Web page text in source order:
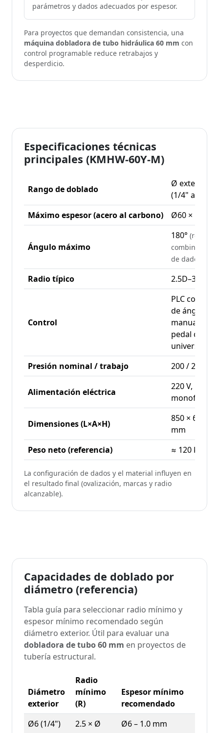
parámetros y dados adecuados por espesor.
Para proyectos que demandan consistencia, una
máquina dobladora de tubo hidráulica 60 mm con
control programable reduce retrabajos y
desperdicio.
Especificaciones técnicas
principales (KMHW-60Y-M)
Rango de doblado
Ø externo
(1/4" a 2")
Máximo espesor (acero al carbono)
Ø60 × 5 mm
Ángulo máximo
180°
combinación
de dados)
Radio típico 2.5D–3.5D
Control
PLC con
de ángulos,
manual/
pedal de
universales
Presión nominal / trabajo
200 / 250 bar
Alimentación eléctrica
220 V, 50 Hz,
monofásico
Dimensiones (L×A×H)
850 × 600 ×
mm
Peso neto (referencia)
≈ 120 kg
La configuración de dados y el material influyen en
el resultado final (ovalización, marcas y radio
alcanzable).
Capacidades de doblado por
diámetro (referencia)
Tabla guía para seleccionar radio mínimo y
espesor mínimo recomendado según
diámetro exterior. Útil para evaluar una
dobladora de tubo 60 mm en proyectos de
tubería estructural.
Diámetro
exterior
Radio
mínimo
(R)
Espesor mínimo
recomendado
Ø6 (1/4")
2.5 × Ø
Ø6 – 1.0 mm